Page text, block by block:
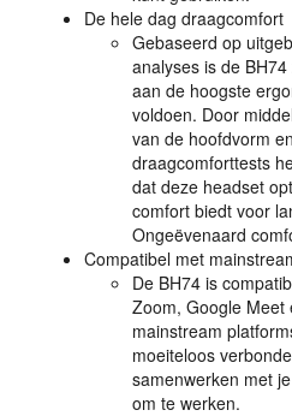
De hele dag draagcomfort
Gebaseerd op
analyses is de
aan de hoogste
voldoen. Door
van de hoofdvorm
draagcomforttests
dat deze headset
comfort biedt voor
Ongeëvenaard
Compatibel met
De BH74 is
Zoom, Google
mainstream
moeiteloos
samenwerken met
om te werken.